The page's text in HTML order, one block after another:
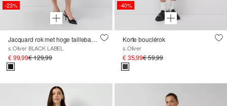
-23%
Jacquard rok met hoge tailleband en blinde ritssluiting
s.Oliver BLACK LABEL
€ 99,99€ 129,99
-40%
Korte bouclérok
s.Oliver
€ 35,99€ 59,99